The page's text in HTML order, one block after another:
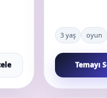
3 yaş oyun
Temayı